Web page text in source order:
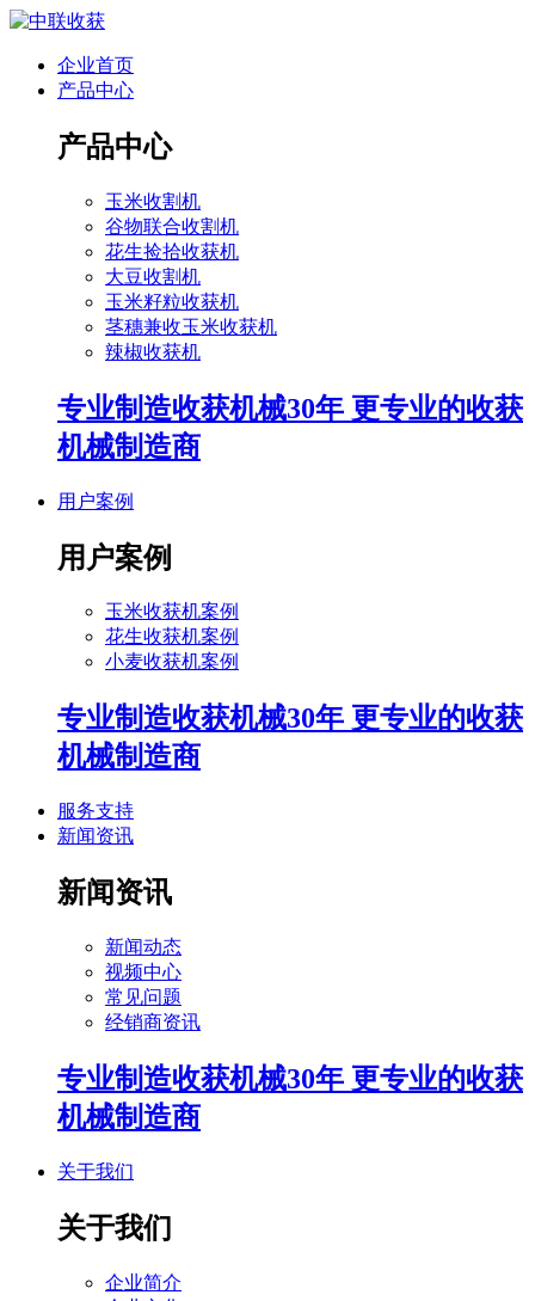
企业首页
产品中心
产品中心
玉米收割机
谷物联合收割机
花生捡拾收获机
大豆收割机
玉米籽粒收获机
茎穗兼收玉米收获机
辣椒收获机
专业制造收获机械30年 更专业的收获
机械制造商
用户案例
用户案例
玉米收获机案例
花生收获机案例
小麦收获机案例
专业制造收获机械30年 更专业的收获
机械制造商
服务支持
新闻资讯
新闻资讯
新闻动态
视频中心
常见问题
经销商资讯
专业制造收获机械30年 更专业的收获
机械制造商
关于我们
关于我们
企业简介